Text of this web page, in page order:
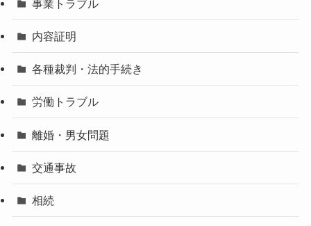
事業トラブル
内容証明
各種裁判・法的手続き
労働トラブル
離婚・男女問題
交通事故
相続